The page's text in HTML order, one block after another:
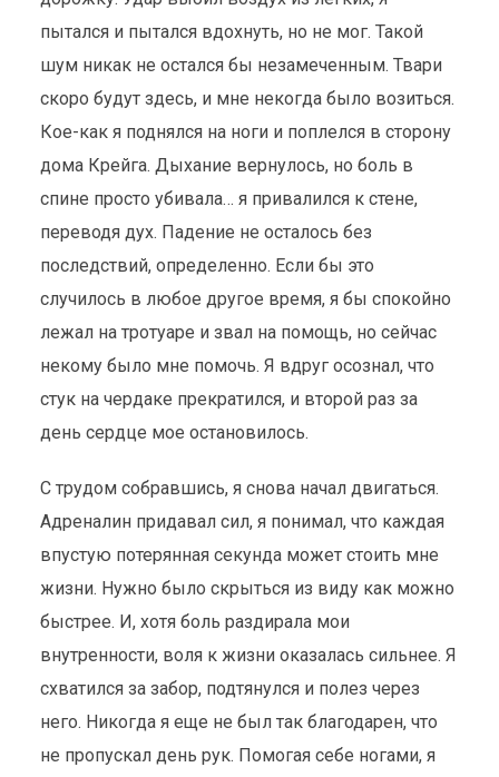
пытался и пытался вдохнуть, но не мог. Такой
шум никак не остался бы незамеченным. Твари
скоро будут здесь, и мне некогда было возиться.
Кое-как я поднялся на ноги и поплелся в сторону
дома Крейга. Дыхание вернулось, но боль в
спине просто убивала… я привалился к стене,
переводя дух. Падение не осталось без
последствий, определенно. Если бы это
случилось в любое другое время, я бы спокойно
лежал на тротуаре и звал на помощь, но сейчас
некому было мне помочь. Я вдруг осознал, что
стук на чердаке прекратился, и второй раз за
день сердце мое остановилось.
С трудом собравшись, я снова начал двигаться.
Адреналин придавал сил, я понимал, что каждая
впустую потерянная секунда может стоить мне
жизни. Нужно было скрыться из виду как можно
быстрее. И, хотя боль раздирала мои
внутренности, воля к жизни оказалась сильнее. Я
схватился за забор, подтянулся и полез через
него. Никогда я еще не был так благодарен, что
не пропускал день рук. Помогая себе ногами, я